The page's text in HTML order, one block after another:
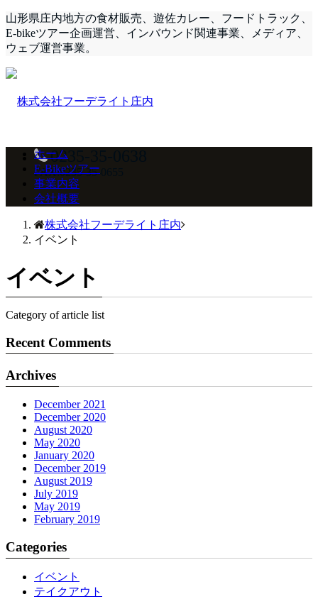
山形県庄内地方の食材販売、遊佐カレー、フードトラック、
E-bikeツアー企画運営、インバウンド関連事業、メディア、
ウェブ運営事業。
0235-35-0638
FAX:0235-35-0655
ホーム
E-Bikeツアー
事業内容
会社概要
株式会社フーデライト庄内
イベント
イベント
Category of article list
Recent Comments
Archives
December 2021
December 2020
August 2020
May 2020
January 2020
December 2019
August 2019
July 2019
May 2019
February 2019
Categories
イベント
テイクアウト